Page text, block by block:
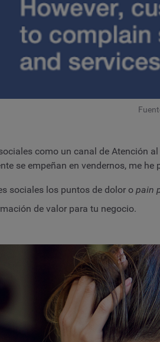
como un canal de Atención
se empeñan en vendernos, me he
sociales los puntos de dolor o pain
de valor para tu negocio.